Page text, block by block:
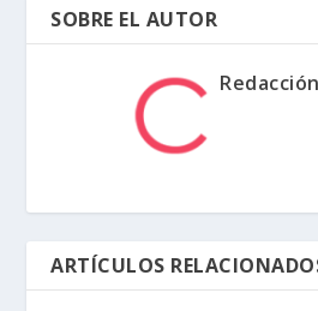
SOBRE EL AUTOR
ARTÍCULOS